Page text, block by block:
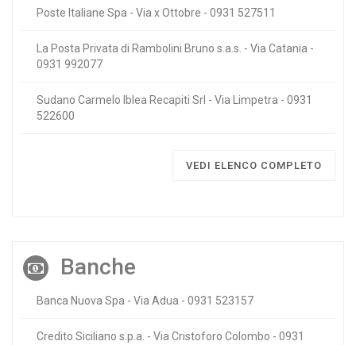
Poste Italiane Spa - Via x Ottobre - 0931 527511
La Posta Privata di Rambolini Bruno s.a.s. - Via Catania -
0931 992077
Sudano Carmelo Iblea Recapiti Srl - Via Limpetra - 0931
522600
VEDI ELENCO COMPLETO
Banche
Banca Nuova Spa - Via Adua - 0931 523157
Credito Siciliano s.p.a. - Via Cristoforo Colombo - 0931